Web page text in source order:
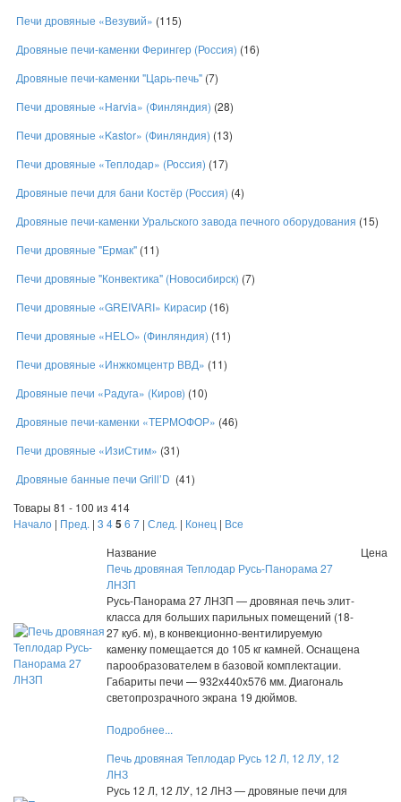
Печи дровяные «Везувий» (115)
Дровяные печи-каменки Ферингер (Россия) (16)
Дровяные печи-каменки "Царь-печь" (7)
Печи дровяные «Harvia» (Финляндия) (28)
Печи дровяные «Kastor» (Финляндия) (13)
Печи дровяные «Теплодар» (Россия) (17)
Дровяные печи для бани Костёр (Россия) (4)
Дровяные печи-каменки Уральского завода печного оборудования (15)
Печи дровяные "Ермак" (11)
Печи дровяные "Конвектика" (Новосибирск) (7)
Печи дровяные «GREIVARI» Кирасир (16)
Печи дровяные «HELO» (Финляндия) (11)
Печи дровяные «Инжкомцентр ВВД» (11)
Дровяные печи «Радуга» (Киров) (10)
Дровяные печи-каменки «ТЕРМОФОР» (46)
Печи дровяные «ИзиСтим» (31)
Дровяные банные печи Grill’D (41)
Товары 81 - 100 из 414
Начало | Пред. | 3 456 7 | След. | Конец | Все
Название
Цена
Печь дровяная Теплодар Русь-Панорама 27
ЛНЗП
Русь-Панорама 27 ЛНЗП — дровяная печь элит-
класса для больших парильных помещений (18-
27 куб. м), в конвекционно-вентилируемую
каменку помещается до 105 кг камней. Оснащена
парообразователем в базовой комплектации.
Габариты печи — 932х440х576 мм. Диагональ
светопрозрачного экрана 19 дюймов.
Подробнее...
Печь дровяная Теплодар Русь 12 Л, 12 ЛУ, 12
ЛНЗ
Русь 12 Л, 12 ЛУ, 12 ЛНЗ — дровяные печи для